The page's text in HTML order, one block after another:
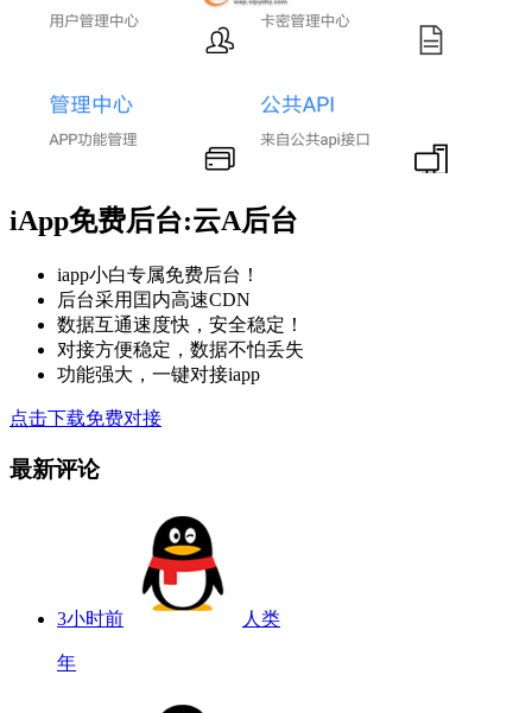
iApp免费后台:云A后台
iapp小白专属免费后台！
后台采用囯内高速CDN
数据互通速度快，安全稳定！
对接方便稳定，数据不怕丢失
功能强大，一键对接iapp
点击下载免费对接
最新评论
3小时前 人类
年